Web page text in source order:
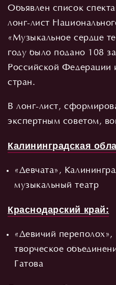
Объявлен список
лонг-лист
«Музыкальное сердце
году было подано 108
Российской Федерации
стран.
В лонг-лист,
экспертным советом,
Калининградская
«Девчата»,
музыкальный театр
Краснодарский край:
«Девичий переполох»,
творческое
Гатова